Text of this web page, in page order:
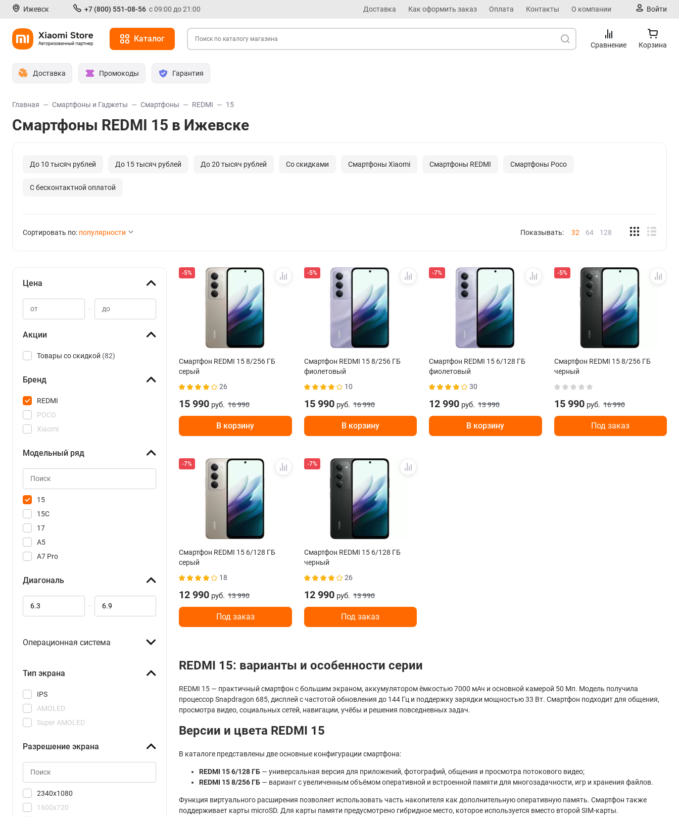
Ижевск +7 (800) 551-08-56 с 09:00 до 21:00 Доставка Как оформить заказ Оплата Контакты О компании Войти
Каталог
Сравнение Корзина
Доставка Промокоды Гарантия
Главная Смартфоны и Гаджеты Смартфоны REDMI 15
Смартфоны REDMI 15 в Ижевске
До 10 тысяч рублей До 15 тысяч рублей До 20 тысяч рублей Cо скидками Смартфоны Xiaomi Смартфоны REDMI Смартфоны Poco
С бесконтактной оплатой
Сортировать по: популярности Показывать: 32 64 128
Цена
–
Акции
Товары со скидкой (82)
Бренд
POCO
REDMI
Xiaomi
Модельный ряд
15
15C
17
17 Ultra
17T
17T Pro
A5
A7 Pro
F7 Pro
F7 Ultra
M8
Note 14 Pro+ 5G
Note 14S
Note 15 Pro 5G
Диагональ
–
Операционная система
Тип экрана
AMOLED
IPS
Super AMOLED
Разрешение экрана
1600x720
2340x1080
-5%
Смартфон REDMI 15 8/256 ГБ
серый
26
15 990 руб. 16 990
В корзину
-5%
Смартфон REDMI 15 8/256 ГБ
фиолетовый
10
15 990руб. 16 990
В корзину
-7%
Смартфон REDMI 15 6/128 ГБ
фиолетовый
30
12 990 руб. 13 990
В корзину
-5%
Смартфон REDMI 15 8/256 ГБ
черный
15 990руб. 16 990
Под заказ
-7%
Смартфон REDMI 15 6/128 ГБ
серый
18
12 990 руб. 13 990
Под заказ
-7%
Смартфон REDMI 15 6/128 ГБ
черный
26
12 990руб. 13 990
Под заказ
REDMI 15: варианты и особенности серии
REDMI 15 — практичный смартфон с большим экраном, аккумулятором ёмкостью 7000 мАч и основной камерой 50 Мп. Модель получила
процессор Snapdragon 685, дисплей с частотой обновления до 144 Гц и поддержку зарядки мощностью 33 Вт. Смартфон подходит для общения,
просмотра видео, социальных сетей, навигации, учёбы и решения повседневных задач.
Версии и цвета REDMI 15
В каталоге представлены две основные конфигурации смартфона:
REDMI 15 6/128 ГБ — универсальная версия для приложений, фотографий, общения и просмотра потокового видео;
REDMI 15 8/256 ГБ — вариант с увеличенным объёмом оперативной и встроенной памяти для многозадачности, игр и хранения файлов.
Функция виртуального расширения позволяет использовать часть накопителя как дополнительную оперативную память. Смартфон также
поддерживает карты microSD. Для карты памяти предусмотрено гибридное место, которое используется вместо второй SIM-карты.